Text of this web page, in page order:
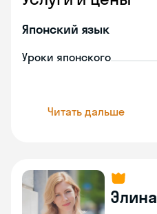
Японский язык
Уроки японского
Читать дальше
Элина